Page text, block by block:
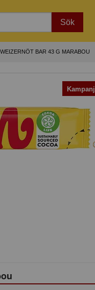
Sök
BAR 43 G MARABOU